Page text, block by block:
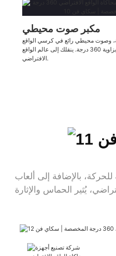
مكبر صوت محيطي
وصوت محيطي رائع في كرسي الواقع
الافتراضي بزاوية 360 درجة. ينقلك إلى عالم الواقع
الافتراضي.
للحركة، بالإضافة إلى ألعاب